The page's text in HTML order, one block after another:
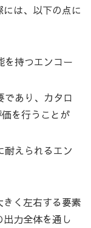
は、以下の点に
を持つエンコー
であり、カタロ
を行うことが
耐えられるエン
く左右する要素
力全体を通し